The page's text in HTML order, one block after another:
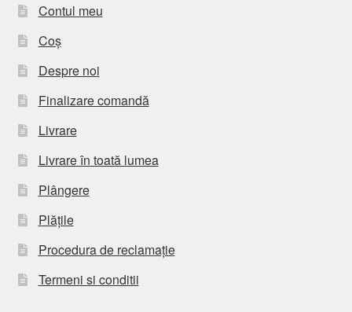
Contul meu
Coș
Despre noi
Finalizare comandă
Livrare
Livrare în toată lumea
Plângere
Plățile
Procedura de reclamație
Termeni si conditii